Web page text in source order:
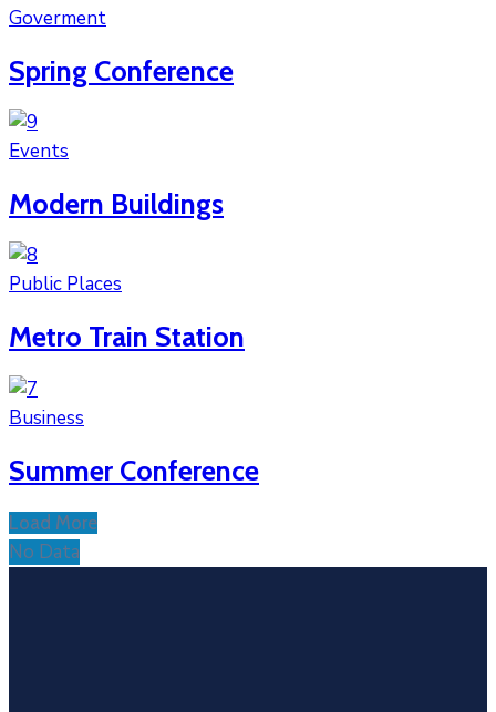
Goverment
Spring Conference
Events
Modern Buildings
Public Places
Metro Train Station
Business
Summer Conference
Load More
No Data